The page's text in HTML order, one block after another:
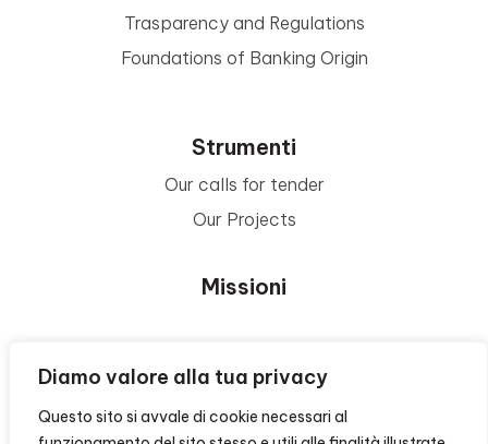
Diamo valore alla tua privacy
Questo sito si avvale di cookie necessari al
Trasparency and Regulations
Foundations of Banking Origin
Strumenti
Our calls for tender
Our Projects
Missioni
Area Beneficiari
Privacy e Informative